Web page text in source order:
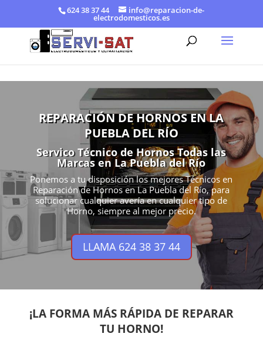
624 38 37 44 info@reparacion-de-
electrodomesticos.es
REPARACIÓN DE HORNOS EN LA
PUEBLA DEL RÍO
Servico Técnico de Hornos Todas las
Marcas en La Puebla del Río
Ponemos a tu disposición los mejores Técnicos en
Reparación de Hornos en La Puebla del Río, para
solucionar cualquier avería en cualquier tipo de
Horno, siempre al mejor precio.
LLAMA 624 38 37 44
¡LA FORMA MÁS RÁPIDA DE REPARAR
TU HORNO!